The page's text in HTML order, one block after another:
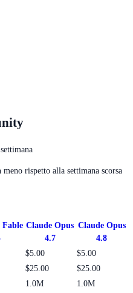
meno rispetto alla settimana scorsa
Fable Claude Opus
4.7
Claude Opus
4.8
$5.00
$5.00
$25.00
$25.00
1.0M
1.0M